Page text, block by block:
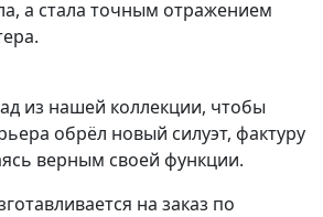
а стала точным отражением
из нашей коллекции, чтобы
обрёл новый силуэт, фактуру
верным своей функции.
на заказ по